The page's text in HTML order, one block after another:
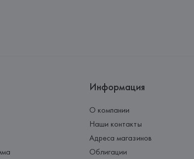
Информация
О компании
Наши контакты
Адреса магазинов
Облигации